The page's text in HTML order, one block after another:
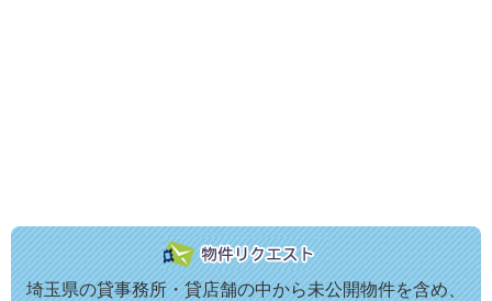
埼玉県の貸事務所・貸店舗の中から未公開物件を含め、